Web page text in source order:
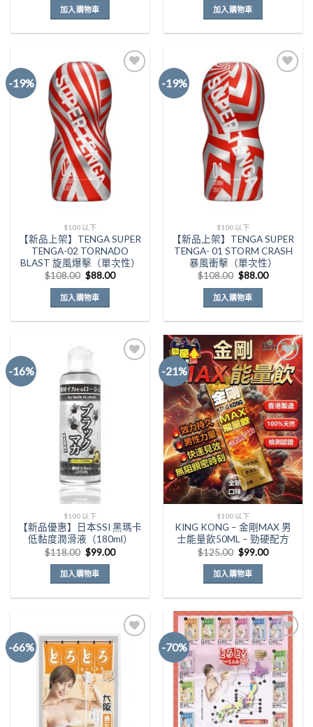
加入購物車
價
格：
$108.00。
加入購物車
-19%
$100以下
【新品上架】TENGA SUPER
TENGA-02 TORNADO
BLAST 旋風爆擊（單次性）
$108.00 原
始
價
格：
$108.00。
$88.00目
加入購物車
-19%
$100以下
【新品上架】TENGA SUPER
TENGA- 01 STORM CRASH
暴風衝擊（單次性）
$108.00 原
始
價
格：
$108.00。
$88.00目
加入購物車
-16%
$100以下
【新品優惠】日本SSI 黑瑪卡
低黏度潤滑液（180ml）
$118.00 原
始
價
格：
$118.00。
$99.00目
加入購物車
-21%
Add to
Wishlist
$100以下
KING KONG – 金剛MAX 男
士能量飲50ML – 勁硬配方
$125.00 原
始
價
格：
$125.00。
$99.00目
加入購物車
-66%
Wishlist
-70%
Add to
Wishlist